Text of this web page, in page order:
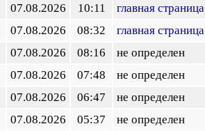
07.08.2026 10:11
главная страница
07.08.2026 08:32
главная страница
07.08.2026 08:16
не определен
07.08.2026 07:48
не определен
07.08.2026 06:47
не определен
07.08.2026 05:37
не определен